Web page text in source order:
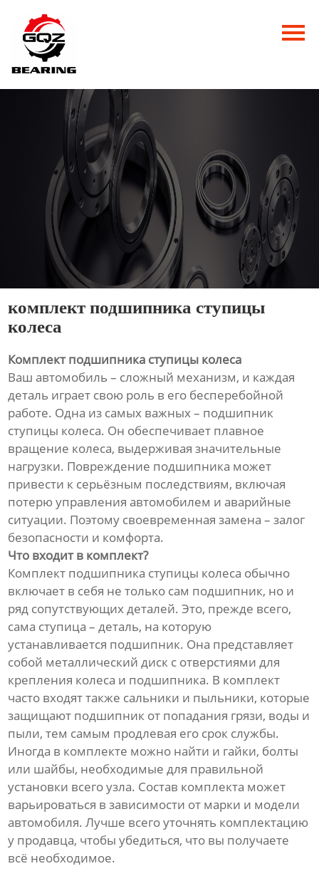
Главная
Продукция
Новости
Контакты
комплект подшипника ступицы
колеса
Комплект подшипника ступицы колеса
Ваш автомобиль – сложный механизм, и каждая
деталь играет свою роль в его бесперебойной
работе. Одна из самых важных – подшипник
ступицы колеса. Он обеспечивает плавное
вращение колеса, выдерживая значительные
нагрузки. Повреждение подшипника может
привести к серьёзным последствиям, включая
потерю управления автомобилем и аварийные
ситуации. Поэтому своевременная замена – залог
безопасности и комфорта.
Что входит в комплект?
Комплект подшипника ступицы колеса обычно
включает в себя не только сам подшипник, но и
ряд сопутствующих деталей. Это, прежде всего,
сама ступица – деталь, на которую
устанавливается подшипник. Она представляет
собой металлический диск с отверстиями для
крепления колеса и подшипника. В комплект
часто входят также сальники и пыльники, которые
защищают подшипник от попадания грязи, воды и
пыли, тем самым продлевая его срок службы.
Иногда в комплекте можно найти и гайки, болты
или шайбы, необходимые для правильной
установки всего узла. Состав комплекта может
варьироваться в зависимости от марки и модели
автомобиля. Лучше всего уточнять комплектацию
у продавца, чтобы убедиться, что вы получаете
всё необходимое.